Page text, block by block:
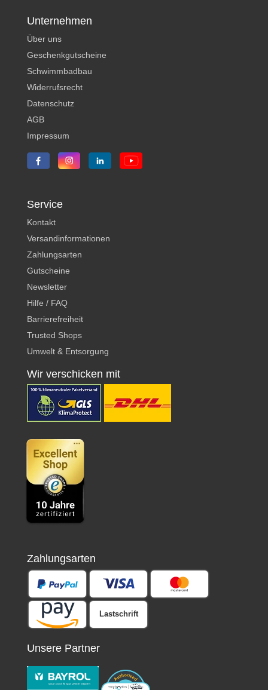
Unternehmen
Über uns
Geschenkgutscheine
Schwimmbadbau
Widerrufsrecht
Datenschutz
AGB
Impressum
Service
Kontakt
Versandinformationen
Zahlungsarten
Gutscheine
Newsletter
Hilfe / FAQ
Barrierefreiheit
Trusted Shops
Umwelt & Entsorgung
Wir verschicken mit
Zahlungsarten
Lastschrift
Unsere Partner